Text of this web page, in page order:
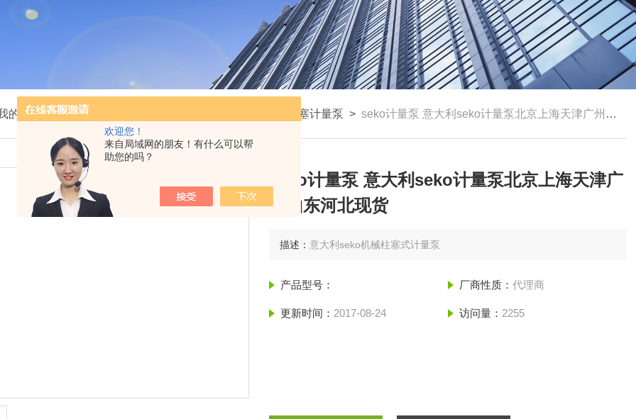
欢迎您！
来自局域网的朋友！有什么可以帮
助您的吗？
的位置：首页> 机械柱塞计量泵 > seko计量泵 意大利seko计量泵北京上海天津广州山东河北现货
seko计量泵 意大利seko计量泵北京上海天津广
州山东河北现货
描述：意大利seko机械柱塞式计量泵
产品型号： 厂商性质： 代理商
更新时间： 2017-08-24 访问量： 2255